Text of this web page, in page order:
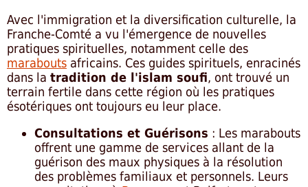
Avec l'immigration et la diversification culturelle, la
Franche-Comté a vu l'émergence de nouvelles
pratiques spirituelles, notamment celle des
marabouts africains. Ces guides spirituels, enracinés
dans la tradition de l'islam soufi, ont trouvé un
terrain fertile dans cette région où les pratiques
ésotériques ont toujours eu leur place.
Consultations et Guérisons : Les marabouts
offrent une gamme de services allant de la
guérison des maux physiques à la résolution
des problèmes familiaux et personnels. Leurs